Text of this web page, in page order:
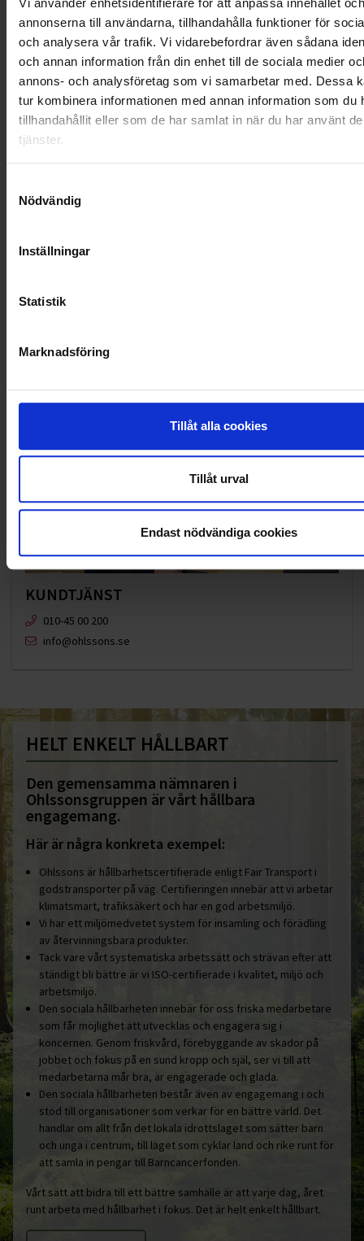
Vi använder enhetsidentifierare för att anpassa innehållet och
annonserna till användarna, tillhandahålla funktioner för
och analysera vår trafik. Vi vidarebefordrar även sådana
och annan information från din enhet till de sociala medier
annons- och analysföretag som vi samarbetar med. Dessa
tur kombinera informationen med annan information som du
tillhandahållit eller som de har samlat in när du har använt
tjänster.
Nödvändig
Inställningar
Statistik
Marknadsföring
Tillåt alla cookies
Tillåt urval
Endast nödvändiga cookies
NYA UPPDRAG
OHLSSONS REGION MITT
OHLSSONS REGION SYD
OHLSSONS REGION VÄST
RENHÅLLNING
SAMARBETEN
KUNDTJÄNST
010-45 00 200​
info@ohlssons.se
HELT ENKELT HÅLLBART
Den gemensamma nämnaren i
Ohlssonsgruppen är vårt hållbara
engagemang.
Här är några konkreta exempel:
Ohlssons är hållbarhetscertifierade enligt Fair Transport i
godstransporter på väg. Certifieringen innebär att vi arbetar
klimatsmart, trafiksäkert och har en god arbetsmiljö.
Vi har ett miljömedvetet system för insamling och förädling
av återvinningsbara produkter.
Tack vare vårt systematiska arbetssätt och strävan efter att
ständigt bli bättre är vi ISO-certifierade i kvalitet, miljö och
arbetsmiljö.
Den sociala hållbarheten innebär för oss friska medarbetare
som får möjlighet att utvecklas och engagera sig i
koncernen. Genom friskvård, förebyggande av skador på
jobbet och fokus på en sund kropp och själ, ser vi till att
medarbetarna mår bra, är engagerade och glada.
Den sociala hållbarheten består även av engagemang i och
stöd till organisationer som verkar för en bättre värld. Det
handlar om allt från det lokala idrottslaget som sätter barn
och unga i centrum, till laget som cyklar land och rike runt för
att samla in pengar till Barncancerfonden.
Vårt sätt att bidra till ett bättre samhälle är att varje dag, året
runt arbeta med hållbarhet i fokus. Det är helt enkelt hållbart.